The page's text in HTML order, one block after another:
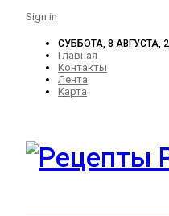
Sign in
СУББОТА, 8 АВГУСТА,
Главная
Контакты
Лента
Карта